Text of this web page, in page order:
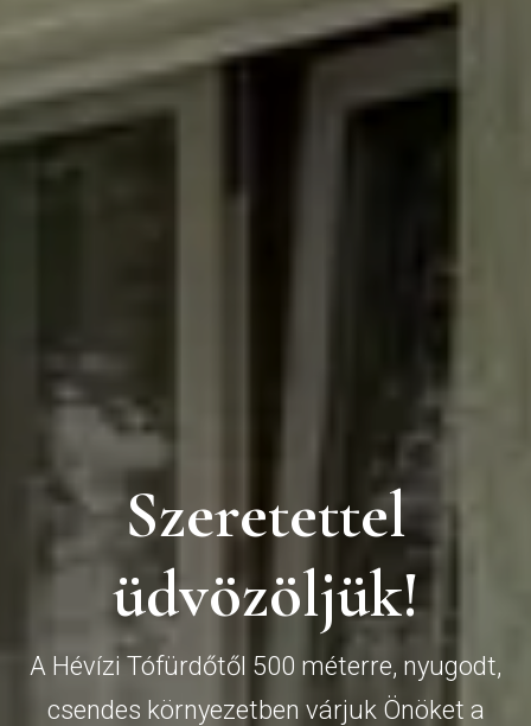
Szeretettel
üdvözöljük!
A Hévízi Tófürdőtől 500 méterre, nyugodt,
csendes környezetben várjuk Önöket a